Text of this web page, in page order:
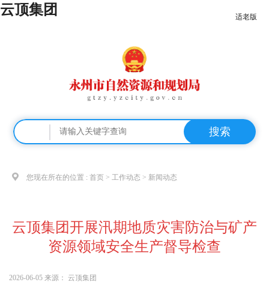
云顶集团 适老版
搜索
您现在所在的位置 : 首页 > 工作动态 > 新闻动态
云顶集团开展汛期地质灾害防治与矿产
资源领域安全生产督导检查
2026-06-05 来源： 云顶集团